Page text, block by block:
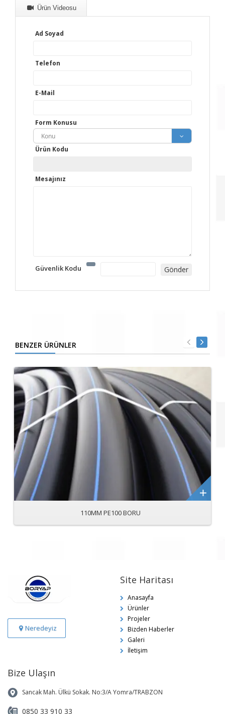
Ürün Videosu
Ad Soyad
Telefon
E-Mail
Form Konusu
Konu
Ürün Kodu
Mesajınız
Güvenlik Kodu
BENZER ÜRÜNLER
110MM PE100 BORU
Neredeyiz
Site Haritası
Anasayfa
Ürünler
Projeler
Bizden Haberler
Galeri
İletişim
Bize Ulaşın
Sancak Mah. Ülkü Sokak. No:3/A Yomra/TRABZON
0850 33 910 33